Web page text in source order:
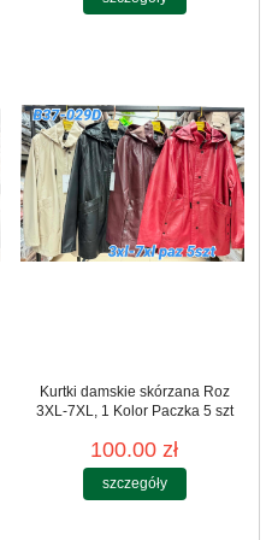
Kurtki damskie skórzana Roz
3XL-7XL, 1 Kolor Paczka 5 szt
100.00 zł
szczegóły